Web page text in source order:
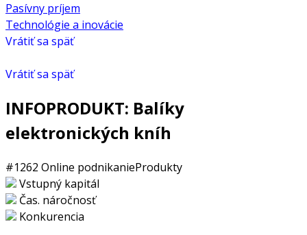
Pasívny príjem
Technológie a inovácie
Vrátiť sa späť
Vrátiť sa späť
INFOPRODUKT: Balíky
elektronických kníh
#1262 Online podnikanieProdukty
Vstupný kapitál
Čas. náročnosť
Konkurencia